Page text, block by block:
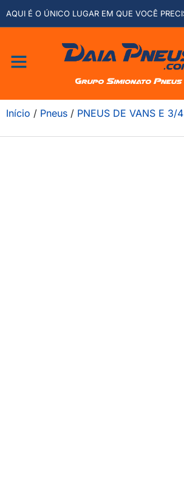
AQUI É O ÚNICO LUGAR EM QUE VOCÊ
Início / Pneus / PNEUS DE VANS E 3/4